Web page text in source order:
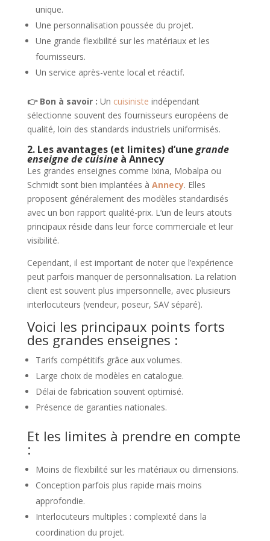
unique.
Une personnalisation poussée du projet.
Une grande flexibilité sur les matériaux et les
fournisseurs.
Un service après-vente local et réactif.
👉 Bon à savoir : Un cuisiniste indépendant
sélectionne souvent des fournisseurs européens de
qualité, loin des standards industriels uniformisés.
2. Les avantages (et limites) d’une grande
enseigne decuisineà Annecy
Les grandes enseignes comme Ixina, Mobalpa ou
Schmidt sont bien implantées à Annecy. Elles
proposent généralement des modèles standardisés
avec un bon rapport qualité-prix. L’un de leurs atouts
principaux réside dans leur force commerciale et leur
visibilité.
Cependant, il est important de noter que l’expérience
peut parfois manquer de personnalisation. La relation
client est souvent plus impersonnelle, avec plusieurs
interlocuteurs (vendeur, poseur, SAV séparé).
Voici les principaux points forts
des grandes enseignes :
Tarifs compétitifs grâce aux volumes.
Large choix de modèles en catalogue.
Délai de fabrication souvent optimisé.
Présence de garanties nationales.
Et les limites à prendre en compte
:
Moins de flexibilité sur les matériaux ou dimensions.
Conception parfois plus rapide mais moins
approfondie.
Interlocuteurs multiples : complexité dans la
coordination du projet.